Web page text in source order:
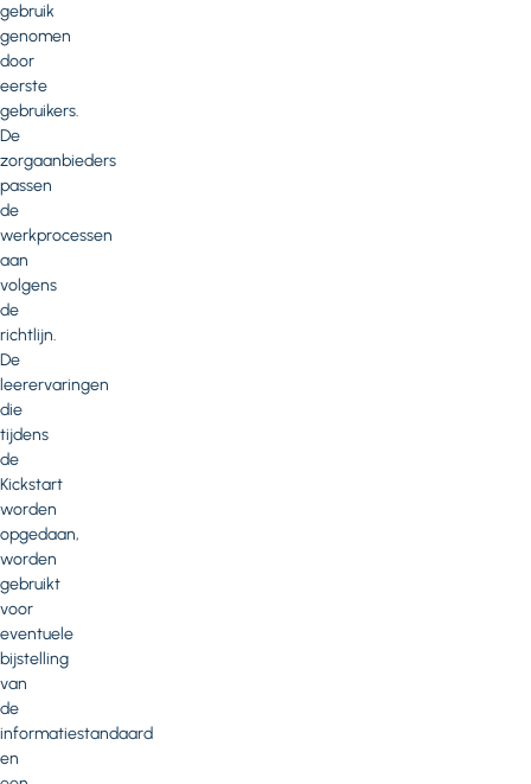
gebruik
genomen
door
eerste
gebruikers.
De
zorgaanbieders
passen
de
werkprocessen
aan
volgens
de
richtlijn.
De
leerervaringen
die
tijdens
de
Kickstart
worden
opgedaan,
worden
gebruikt
voor
eventuele
bijstelling
van
de
informatiestandaard
en